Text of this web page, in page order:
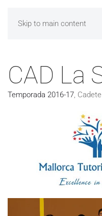
Skip to main content
CAD La
Temporada 2016-17,